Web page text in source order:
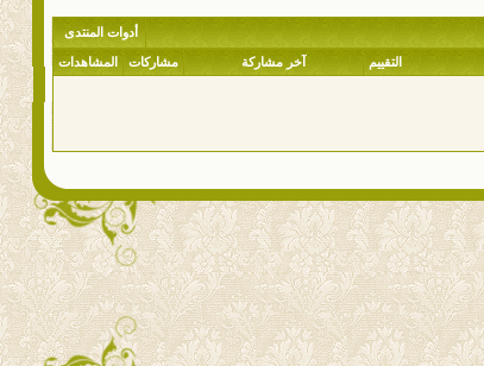
أدوات المنتدى
التقييم آخر مشاركة مشاركات المشاهدات